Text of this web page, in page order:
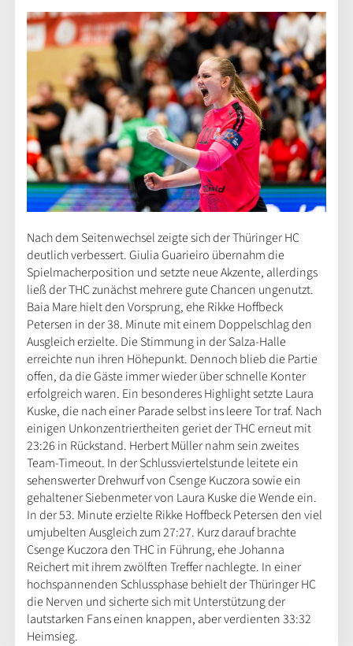
Nach dem Seitenwechsel zeigte sich der Thüringer HC
deutlich verbessert. Giulia Guarieiro übernahm die
Spielmacherposition und setzte neue Akzente, allerdings
ließ der THC zunächst mehrere gute Chancen ungenutzt.
Baia Mare hielt den Vorsprung, ehe Rikke Hoffbeck
Petersen in der 38. Minute mit einem Doppelschlag den
Ausgleich erzielte. Die Stimmung in der Salza-Halle
erreichte nun ihren Höhepunkt. Dennoch blieb die Partie
offen, da die Gäste immer wieder über schnelle Konter
erfolgreich waren. Ein besonderes Highlight setzte Laura
Kuske, die nach einer Parade selbst ins leere Tor traf. Nach
einigen Unkonzentriertheiten geriet der THC erneut mit
23:26 in Rückstand. Herbert Müller nahm sein zweites
Team-Timeout. In der Schlussviertelstunde leitete ein
sehenswerter Drehwurf von Csenge Kuczora sowie ein
gehaltener Siebenmeter von Laura Kuske die Wende ein.
In der 53. Minute erzielte Rikke Hoffbeck Petersen den viel
umjubelten Ausgleich zum 27:27. Kurz darauf brachte
Csenge Kuczora den THC in Führung, ehe Johanna
Reichert mit ihrem zwölften Treffer nachlegte. In einer
hochspannenden Schlussphase behielt der Thüringer HC
die Nerven und sicherte sich mit Unterstützung der
lautstarken Fans einen knappen, aber verdienten 33:32
Heimsieg.